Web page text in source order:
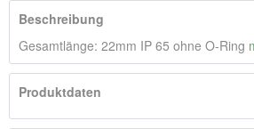
Beschreibung
Gesamtlänge: 22mm IP 65 ohne O-Ring
Produktdaten